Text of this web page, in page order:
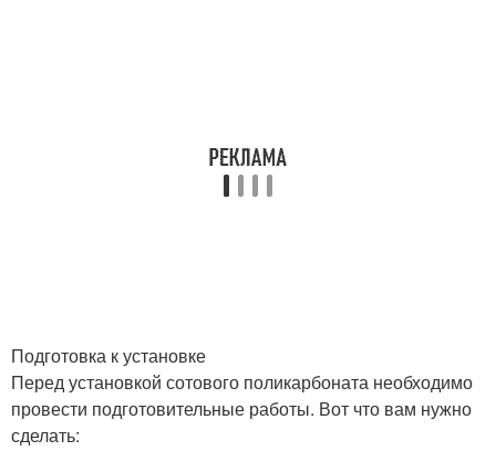
Подготовка к установке
Перед установкой сотового поликарбоната необходимо
провести подготовительные работы. Вот что вам нужно
сделать: